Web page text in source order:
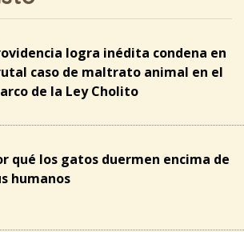
logra inédita condena en
caso de maltrato animal en el
de la Ley Cholito
qué los gatos duermen encima de
humanos